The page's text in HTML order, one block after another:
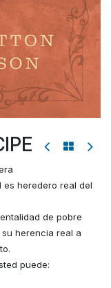
es heredero real del
de pobre
herencia real a
puede: